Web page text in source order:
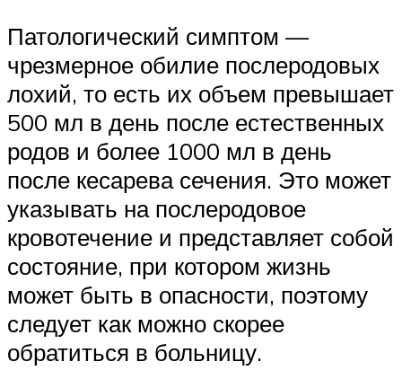
Патологический симптом —
чрезмерное обилие послеродовых
лохий, то есть их объем превышает
500 мл в день после естественных
родов и более 1000 мл в день
после кесарева сечения. Это может
указывать на послеродовое
кровотечение и представляет собой
состояние, при котором жизнь
может быть в опасности, поэтому
следует как можно скорее
обратиться в больницу.